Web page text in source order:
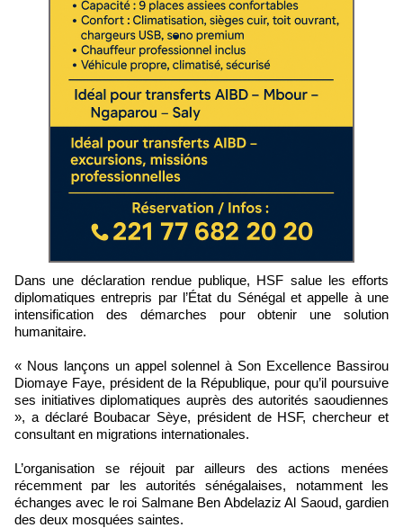
Dans une déclaration rendue publique, HSF salue les efforts
diplomatiques entrepris par l’État du Sénégal et appelle à une
intensification des démarches pour obtenir une solution
humanitaire.
« Nous lançons un appel solennel à Son Excellence Bassirou
Diomaye Faye, président de la République, pour qu’il poursuive
ses initiatives diplomatiques auprès des autorités saoudiennes
», a déclaré Boubacar Sèye, président de HSF, chercheur et
consultant en migrations internationales.
L’organisation se réjouit par ailleurs des actions menées
récemment par les autorités sénégalaises, notamment les
échanges avec le roi Salmane Ben Abdelaziz Al Saoud, gardien
des deux mosquées saintes.